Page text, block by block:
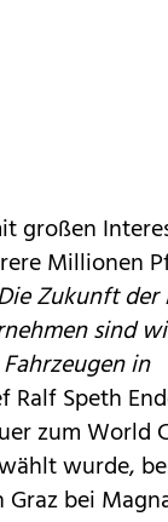
großen
Millionen
Zukunft
sind
in
Ralf Speth
zumWorld
wurde,
bei